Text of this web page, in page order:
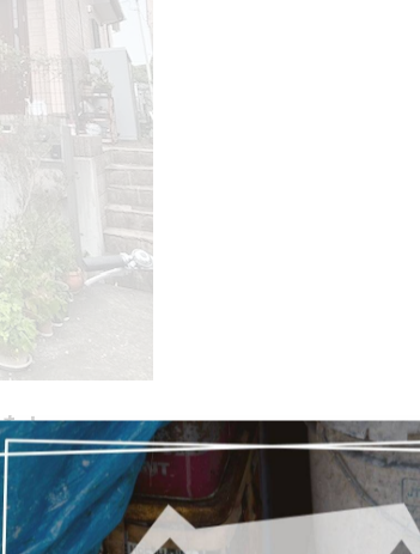
！
格をもったスタッフが無料で行ってます。